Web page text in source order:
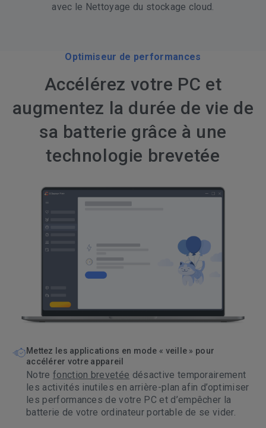
avec le Nettoyage du stockage cloud.
Optimiseur de performances
Accélérez votre PC et
augmentez la durée de vie de
sa batterie grâce à une
technologie brevetée
Mettez les applications en mode « veille » pour
accélérer votre appareil
Notre fonction brevetée désactive temporairement
les activités inutiles en arrière-plan afin d’optimiser
les performances de votre PC et d’empêcher la
batterie de votre ordinateur portable de se vider.